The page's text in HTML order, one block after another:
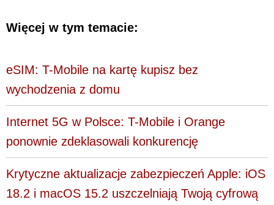
Więcej w tym temacie:
eSIM: T-Mobile na kartę kupisz bez
wychodzenia z domu
Internet 5G w Polsce: T-Mobile i Orange
ponownie zdeklasowali konkurencję
Krytyczne aktualizacje zabezpieczeń Apple: iOS
18.2 i macOS 15.2 uszczelniają Twoją cyfrową